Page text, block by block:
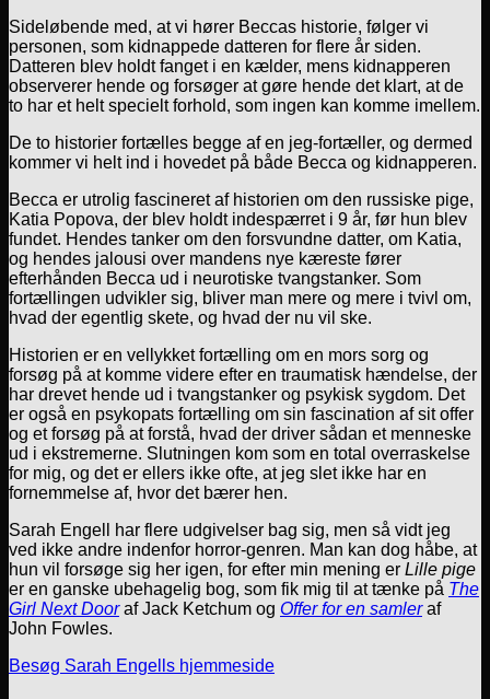
Sideløbende med, at vi hører Beccas historie, følger vi
personen, som kidnappede datteren for flere år siden.
Datteren blev holdt fanget i en kælder, mens kidnapperen
observerer hende og forsøger at gøre hende det klart, at de
to har et helt specielt forhold, som ingen kan komme imellem.
De to historier fortælles begge af en jeg-fortæller, og dermed
kommer vi helt ind i hovedet på både Becca og kidnapperen.
Becca er utrolig fascineret af historien om den russiske pige,
Katia Popova, der blev holdt indespærret i 9 år, før hun blev
fundet. Hendes tanker om den forsvundne datter, om Katia,
og hendes jalousi over mandens nye kæreste fører
efterhånden Becca ud i neurotiske tvangstanker. Som
fortællingen udvikler sig, bliver man mere og mere i tvivl om,
hvad der egentlig skete, og hvad der nu vil ske.
Historien er en vellykket fortælling om en mors sorg og
forsøg på at komme videre efter en traumatisk hændelse, der
har drevet hende ud i tvangstanker og psykisk sygdom. Det
er også en psykopats fortælling om sin fascination af sit offer
og et forsøg på at forstå, hvad der driver sådan et menneske
ud i ekstremerne. Slutningen kom som en total overraskelse
for mig, og det er ellers ikke ofte, at jeg slet ikke har en
fornemmelse af, hvor det bærer hen.
Sarah Engell har flere udgivelser bag sig, men så vidt jeg
ved ikke andre indenfor horror-genren. Man kan dog håbe, at
hun vil forsøge sig her igen, for efter min mening er Lille pige
er en ganske ubehagelig bog, som fik mig til at tænke på The
Girl Next Dooraf Jack Ketchum og Offer for en samleraf
John Fowles.
Besøg Sarah Engells hjemmeside